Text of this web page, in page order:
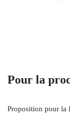
Pour la
Proposition pour la